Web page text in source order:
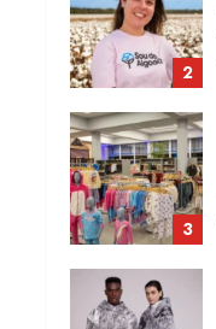
2
3